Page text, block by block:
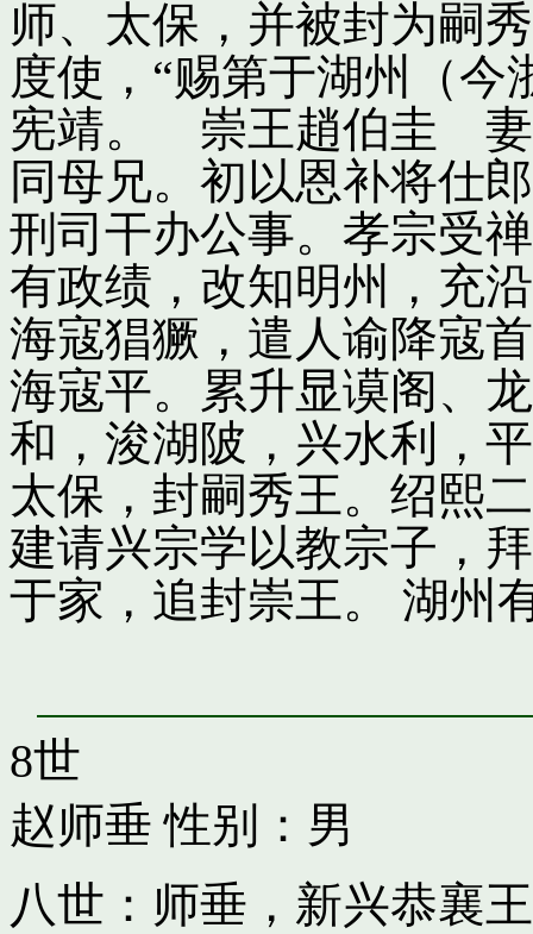
师、太保，并被封为嗣
度使，“赐第于湖州（今
宪靖。 崇王趙伯圭 妻
同母兄。初以恩补将仕
刑司干办公事。孝宗受
有政绩，改知明州，充
海寇猖獗，遣人谕降寇
海寇平。累升显谟阁、
和，浚湖陂，兴水利，
太保，封嗣秀王。绍熙
建请兴宗学以教宗子，
于家，追封崇王。 湖州
8世
赵师垂 性别：男
八世：师垂，新兴恭襄王